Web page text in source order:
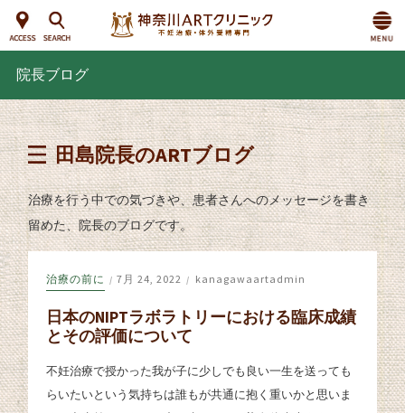
院長ブログ
田島院長のARTブログ
治療を行う中での気づきや、患者さんへのメッセージを書き
留めた、院長のブログです。
治療の前に / 7月 24, 2022 / kanagawaartadmin
日本のNIPTラボラトリーにおける臨床成績
とその評価について
不妊治療で授かった我が子に少しでも良い一生を送っても
らいたいという気持ちは誰もが共通に抱く重いかと思いま